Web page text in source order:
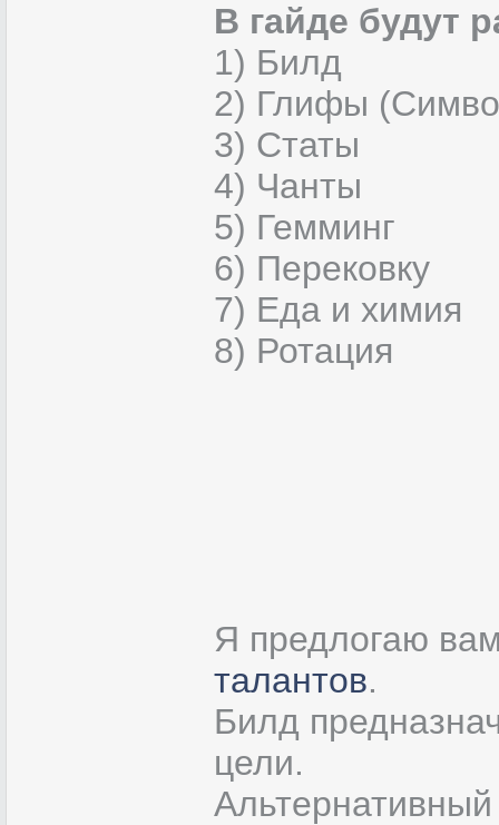
В гайде будут
1) Билд
2) Глифы
3) Статы
4) Чанты
5) Гемминг
6) Перековку
7) Еда и химия
8) Ротация
Я предлогаю
талантов.
Билд
цели.